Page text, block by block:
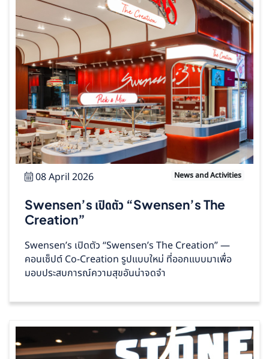
08 April 2026 News and Activities
Swensen’s เปิดตัว “Swensen’s The
Creation”
Swensen’s เปิดตัว “Swensen’s The Creation” —
คอนเซ็ปต์ Co‑Creation รูปแบบใหม่ ที่ออกแบบมาเพื่อ
มอบประสบการณ์ความสุขอันน่าจดจำ